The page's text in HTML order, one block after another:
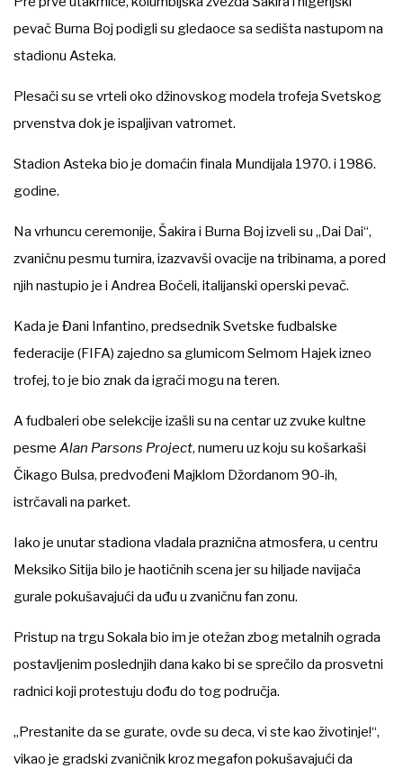
pevač Burna Boj podigli su gledaoce sa sedišta nastupom na
stadionu Asteka.
Plesači su se vrteli oko džinovskog modela trofeja Svetskog
prvenstva dok je ispaljivan vatromet.
Stadion Asteka bio je domaćin finala Mundijala 1970. i 1986.
godine.
Na vrhuncu ceremonije, Šakira i Burna Boj izveli su „Dai Dai“,
zvaničnu pesmu turnira, izazvavši ovacije na tribinama, a pored
njih nastupio je i Andrea Bočeli, italijanski operski pevač.
Kada je Đani Infantino, predsednik Svetske fudbalske
federacije (FIFA) zajedno sa glumicom Selmom Hajek izneo
trofej, to je bio znak da igrači mogu na teren.
A fudbaleri obe selekcije izašli su na centar uz zvuke kultne
pesme Alan Parsons Project, numeru uz koju su košarkaši
Čikago Bulsa, predvođeni Majklom Džordanom 90-ih,
istrčavali na parket.
Iako je unutar stadiona vladala praznična atmosfera, u centru
Meksiko Sitija bilo je haotičnih scena jer su hiljade navijača
gurale pokušavajući da uđu u zvaničnu fan zonu.
Pristup na trgu Sokala bio im je otežan zbog metalnih ograda
postavljenim poslednjih dana kako bi se sprečilo da prosvetni
radnici koji protestuju dođu do tog područja.
„Prestanite da se gurate, ovde su deca, vi ste kao životinje!“,
vikao je gradski zvaničnik kroz megafon pokušavajući da